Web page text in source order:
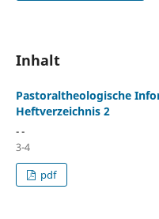
Inhalt
Pastoraltheologische
Heftverzeichnis 2
- -
3-4
pdf